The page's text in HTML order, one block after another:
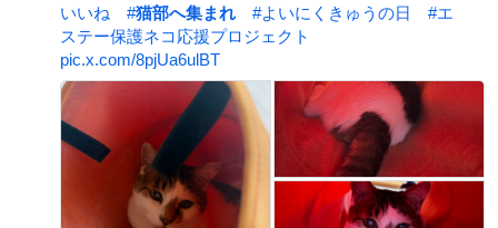
いいね
#猫部へ集まれ #よいにくきゅうの日 #エ
ステー保護ネコ応援プロジェクト
pic.x.com/8pjUa6ulBT